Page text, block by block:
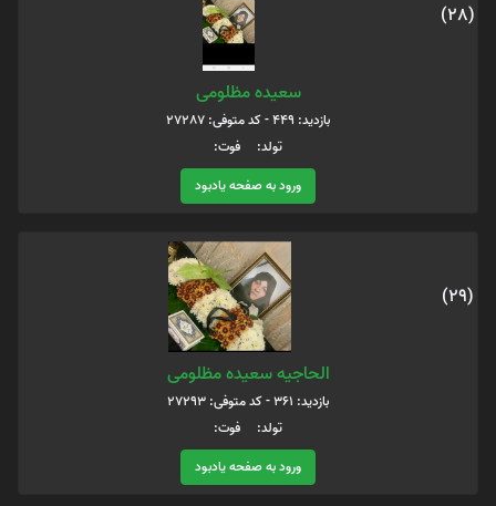
(28)
سعیده مظلومی
بازدید: 449 - کد متوفی: 27287
تولد: فوت:
ورود به صفحه یادبود
(29)
الحاجیه سعیده مظلومی
بازدید: 361 - کد متوفی: 27293
تولد: فوت:
ورود به صفحه یادبود